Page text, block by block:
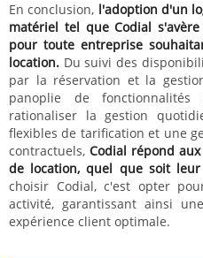
En conclusion, l'adoption d'un
matériel tel que Codial
pour toute entreprise
location. Du suivi des
par la réservation et la
panoplie de
rationaliser la gestion
flexibles de tarification et une
contractuels, Codial répond
de location, quel que soit
choisir Codial, c'est opter
activité, garantissant ainsi
expérience client optimale.